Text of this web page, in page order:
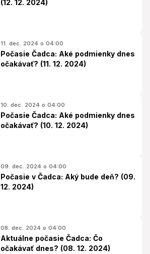
(12. 12. 2024)
11. dec. 2024 o 04:00
Počasie Čadca: Aké podmienky dnes
očakávať? (11. 12. 2024)
10. dec. 2024 o 04:00
Počasie Čadca: Aké podmienky dnes
očakávať? (10. 12. 2024)
09. dec. 2024 o 04:00
Počasie v Čadca: Aký bude deň? (09.
12. 2024)
08. dec. 2024 o 04:00
Aktuálne počasie Čadca: Čo
očakávať dnes? (08. 12. 2024)